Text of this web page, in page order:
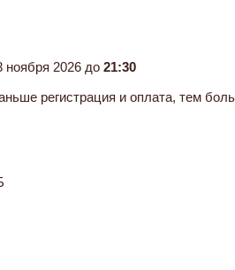
ноября 2026 до 21:30
регистрация и оплата, тем